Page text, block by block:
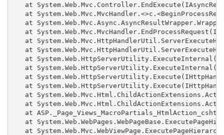
at
at
at
at
at
at
at
at
at
at
at
at
at
at
at